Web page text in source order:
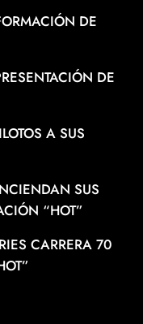
DE
DE
A SUS
SUS
“HOT”
CARRERA 70